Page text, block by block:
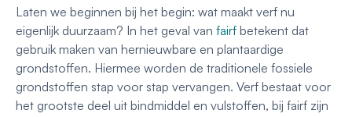
Laten we beginnen bij het begin: wat maakt verf nu
eigenlijk duurzaam? In het geval van fairf betekent dat
gebruik maken van hernieuwbare en plantaardige
grondstoffen. Hiermee worden de traditionele fossiele
grondstoffen stap voor stap vervangen. Verf bestaat voor
het grootste deel uit bindmiddel en vulstoffen, bij fairf zijn